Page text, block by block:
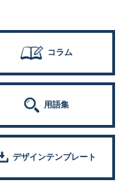
コラム
用語集
デザインテンプレート